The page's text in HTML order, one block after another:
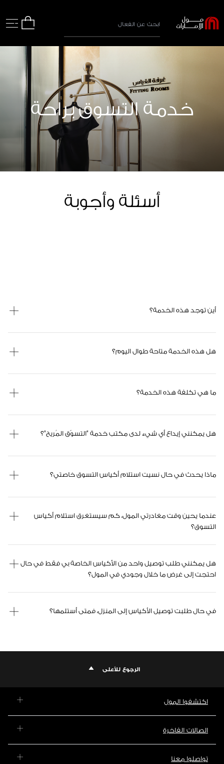
خدمة التسوق براحة
أسئلة وأجوبة
أين توجد هذه الخدمة؟
هل هذه الخدمة متاحة طوال اليوم؟
ما هي تكلفة هذه الخدمة؟
هل يمكنني إيداع أي شيء لدى مكتب خدمة "التسوّق المُريح"؟
ماذا يحدث في حال نسيت استلام أكياس التسوق خاصتي؟
عندما يحين وقت مغادرتي المول، كم سيستغرق استلام أكياس
التسوق؟
هل يمكنني طلب توصيل واحد من الأكياس الخاصة بي فقط في حال
احتجت إلى غرض ما خلال وجودي في المول؟
في حال طلبت توصيل الأكياس إلى المنزل، فمتى أستلمها؟
الرجوع للأعلى
اكتشفوا المول
الصالات الفاخرة
تواصلوا معنا